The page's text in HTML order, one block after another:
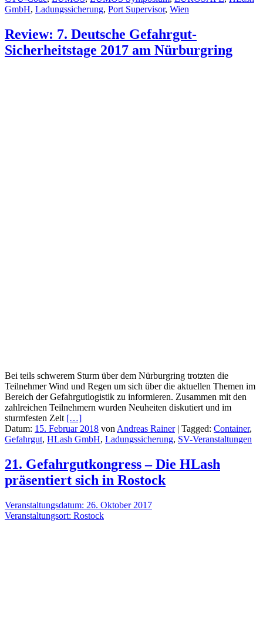
GmbH, Ladungssicherung, Port Supervisor, Wien
Review: 7. Deutsche Gefahrgut-
Sicherheitstage 2017 am Nürburgring
Bei teils schwerem Sturm über dem Nürburgring trotzten die
Teilnehmer Wind und Regen um sich über die aktuellen Themen im
Bereich der Gefahrgutlogistik zu informieren. Zusammen mit den
zahlreichen Teilnehmern wurden Neuheiten diskutiert und im
sturmfesten Zelt […]
Datum: 15. Februar 2018 von Andreas Rainer| Tagged: Container,
Gefahrgut, HLash GmbH, Ladungssicherung, SV-Veranstaltungen
21. Gefahrgutkongress – Die HLash
präsentiert sich in Rostock
Veranstaltungsdatum: 26. Oktober 2017
Veranstaltungsort: Rostock